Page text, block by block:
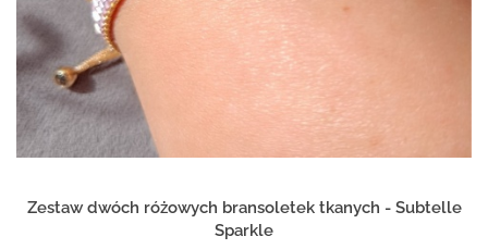
Zestaw dwóch różowych bransoletek tkanych - Subtelle
Sparkle